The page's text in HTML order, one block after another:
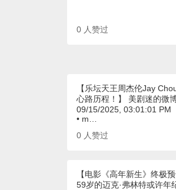
0 人赞过
【乐坛天王周杰伦Jay
心路历程！】 美剧迷的微
09/15/2025, 03:01:01 PM
• m…
0 人赞过
【电影《高年新生》终极预
59岁的迈克·弗林特或许